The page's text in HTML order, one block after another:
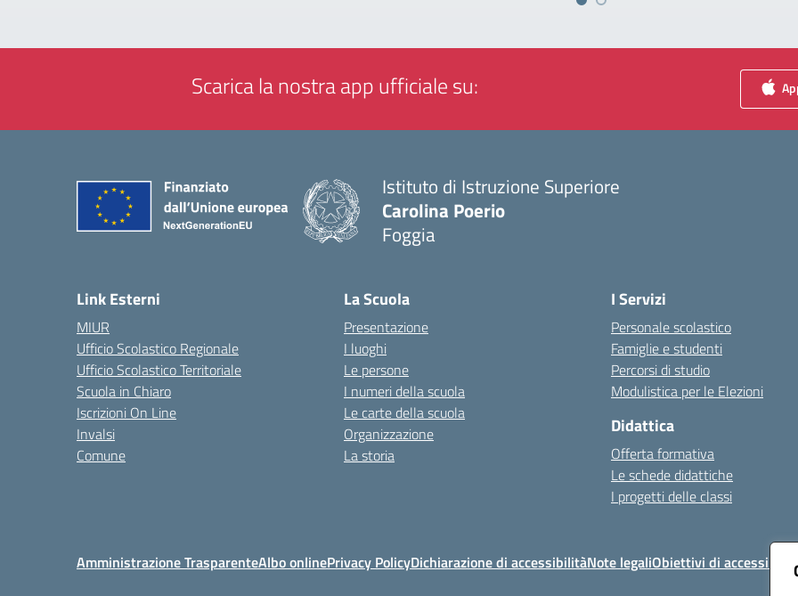
Scarica la nostra app ufficiale su:
Istituto di Istruzione Superiore
Carolina Poerio
Foggia
Link Esterni
MIUR
Ufficio Scolastico Regionale
Ufficio Scolastico Territoriale
Scuola in Chiaro
Iscrizioni On Line
Invalsi
Comune
La Scuola
Presentazione
I luoghi
Le persone
I numeri della scuola
Le carte della scuola
Organizzazione
La storia
I Servizi
Personale scolastico
Famiglie e studenti
Percorsi di studio
Modulistica per le Elezioni
Didattica
Offerta formativa
Le schede didattiche
I progetti delle classi
Amministrazione TrasparenteAlbo onlinePrivacy PolicyDichiarazione di accessibilitàNote legaliObiettivi di